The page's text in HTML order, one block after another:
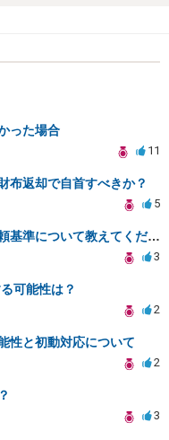
った場合
11
布返却で自首すべきか？
5
弁護士の意見が異なる場合の信頼基準について教えてください
3
可能性は？
2
性と初動対応について
2
3